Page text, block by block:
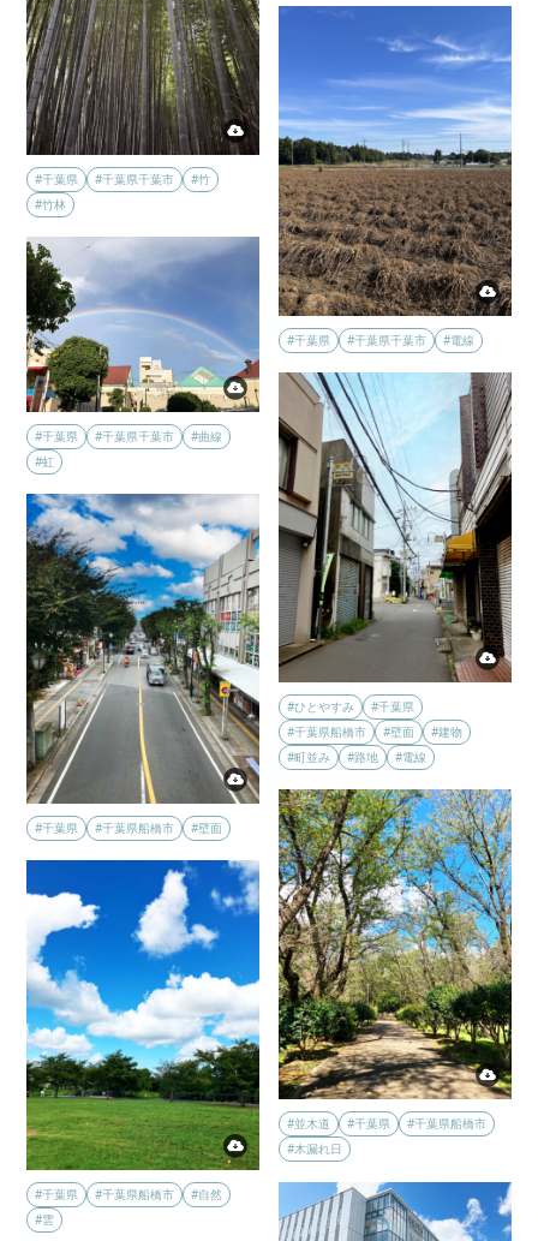
#千葉県 #千葉県千葉市
#竹
#竹林
#千葉県 #千葉県千葉市 #電線
#千葉県 #千葉県千葉市
#曲線
#虹
#ひとやすみ
#千葉県
#千葉県船橋市
#壁面
#建物
#町並み
#路地 #電線
#千葉県 #千葉県船橋市 #壁面
#並木道 #千葉県
#千葉県船橋市
#木漏れ日
#千葉県 #千葉県船橋市
#自然
#雲